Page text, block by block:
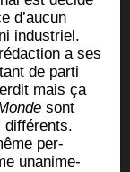
d’aucun
indus­triel.
a ses
de par­ti
mais ça
sont
dif­fé­rents.
per­
una­ni­me­